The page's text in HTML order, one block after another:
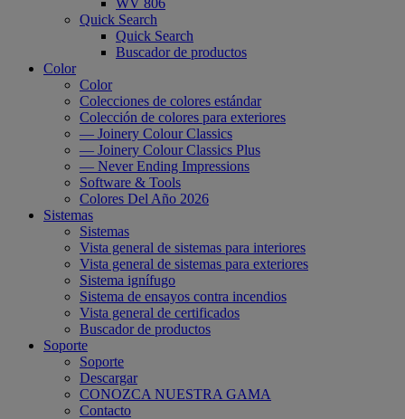
WV 806
Quick Search
Quick Search
Buscador de productos
Color
Color
Colecciones de colores estándar
Colección de colores para exteriores
— Joinery Colour Classics
— Joinery Colour Classics Plus
— Never Ending Impressions
Software & Tools
Colores Del Año 2026
Sistemas
Sistemas
Vista general de sistemas para interiores
Vista general de sistemas para exteriores
Sistema ignífugo
Sistema de ensayos contra incendios
Vista general de certificados
Buscador de productos
Soporte
Soporte
Descargar
CONOZCA NUESTRA GAMA
Contacto